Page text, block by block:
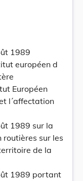
1989
européen d
Européen
l´affectation
1989 sur la
sur les
de la
1989 portant